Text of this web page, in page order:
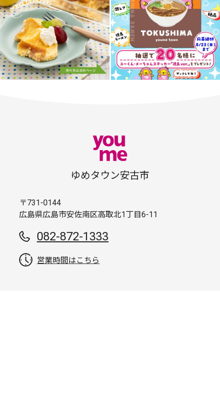
ゆめタウン安古市
〒731-0144
広島県広島市安佐南区高取北1丁目6-11
082-872-1333
営業時間はこちら